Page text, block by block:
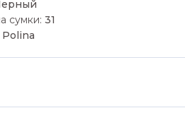
сумки: 31
Polina